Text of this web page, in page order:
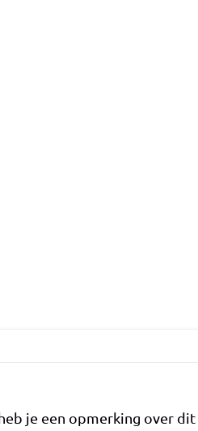
je een opmerking over